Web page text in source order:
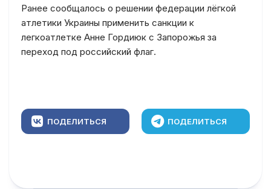
Ранее сообщалось о решении федерации лёгкой
атлетики Украины применить санкции к
легкоатлетке Анне Гордиюк с Запорожья за
переход под российский флаг.
ПОДЕЛИТЬСЯ ПОДЕЛИТЬСЯ